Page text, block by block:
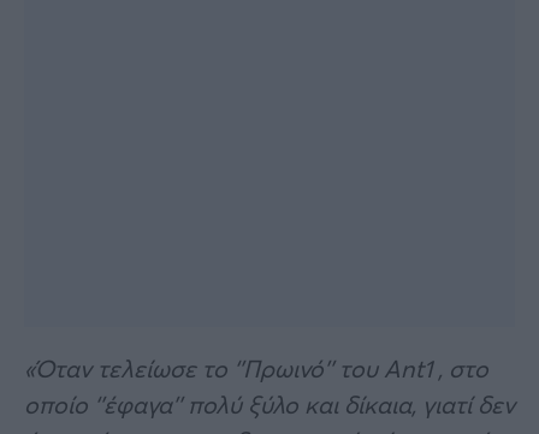
«Όταν τελείωσε το ‘’Πρωινό’’ του Ant1 , στο
οποίο ‘’έφαγα’’ πολύ ξύλο και δίκαια, γιατί δεν